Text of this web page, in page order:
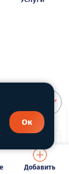
Добавить
Ок